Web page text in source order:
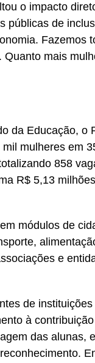
o impacto
públicas de
Fazemos
mais
da Educação, o
mulheres em
858
R$ 5,13
módulos de
e
de
à
das alunas,